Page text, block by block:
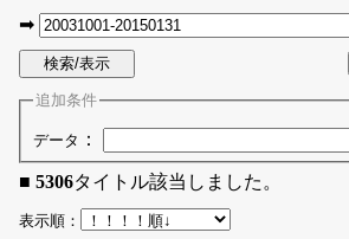
➡
追加条件
データ ：
■ 5306タイトル該当しました
表示順：